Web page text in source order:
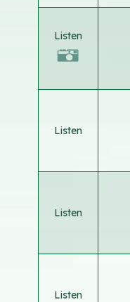
Listen
Listen
Listen
Listen